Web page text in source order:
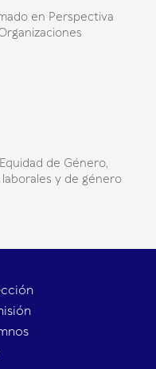
en Perspectiva
de Género,
y de género